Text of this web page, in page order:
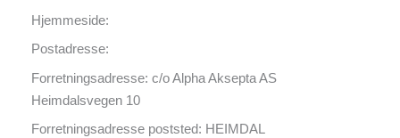
Hjemmeside:
Postadresse:
Forretningsadresse: c/o Alpha Aksepta AS
Heimdalsvegen 10
Forretningsadresse poststed: HEIMDAL